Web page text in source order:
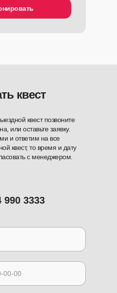
квест
квест позвоните
или оставьте заявку.
и ответим на все
квест, то время и дату
с менеджером.
990 3333
организацией